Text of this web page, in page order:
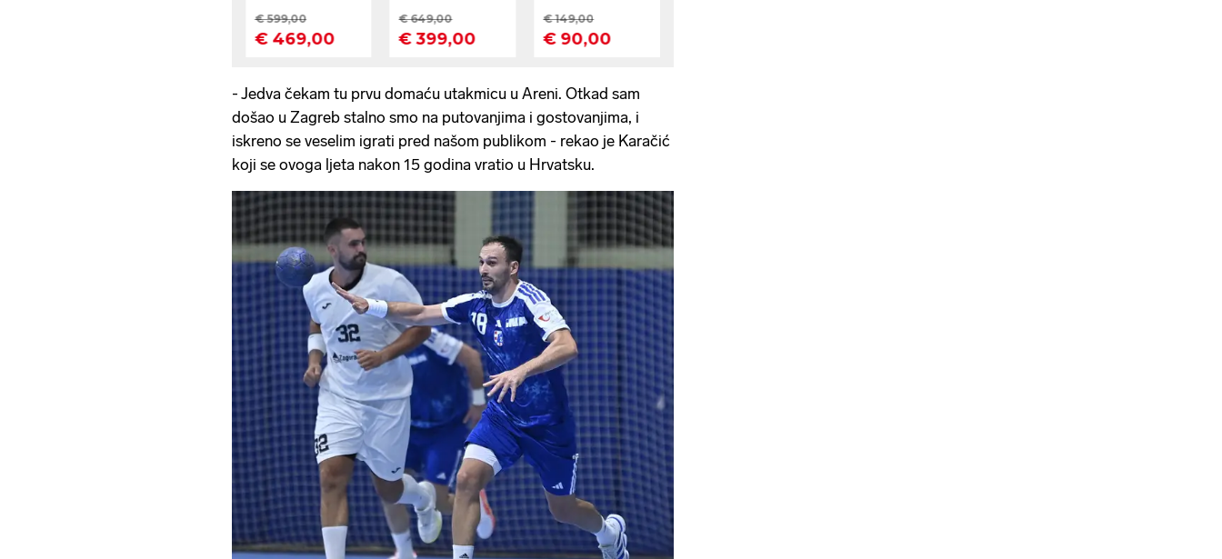
- Jedva čekam tu prvu domaću utakmicu u Areni. Otkad sam
došao u Zagreb stalno smo na putovanjima i gostovanjima, i
iskreno se veselim igrati pred našom publikom - rekao je Karačić
koji se ovoga ljeta nakon 15 godina vratio u Hrvatsku.